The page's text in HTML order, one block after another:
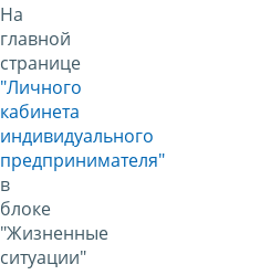
На
главной
странице
"Личного
кабинета
индивидуального
предпринимателя"
в
блоке
"Жизненные
ситуации"